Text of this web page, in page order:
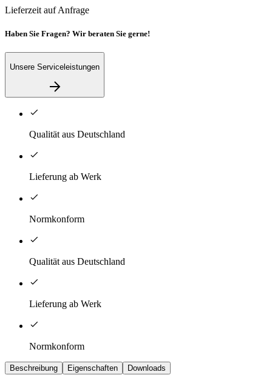
Lieferzeit auf Anfrage
Haben Sie Fragen? Wir beraten Sie gerne!
Unsere Serviceleistungen
Qualität aus Deutschland
Lieferung ab Werk
Normkonform
Qualität aus Deutschland
Lieferung ab Werk
Normkonform
Beschreibung Eigenschaften Downloads